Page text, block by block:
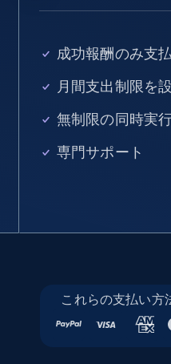
15.3K+ 2.2K+
Linkedin job listings
new jobs by keyword
Linkedin job listings
成功報酬のみ支
月間支出制限を
無制限の同時実
専門サポート
これらの支払い方